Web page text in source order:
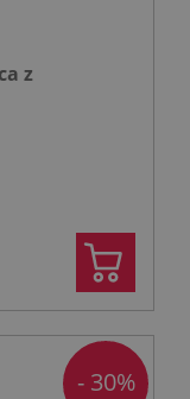
z
- 30%